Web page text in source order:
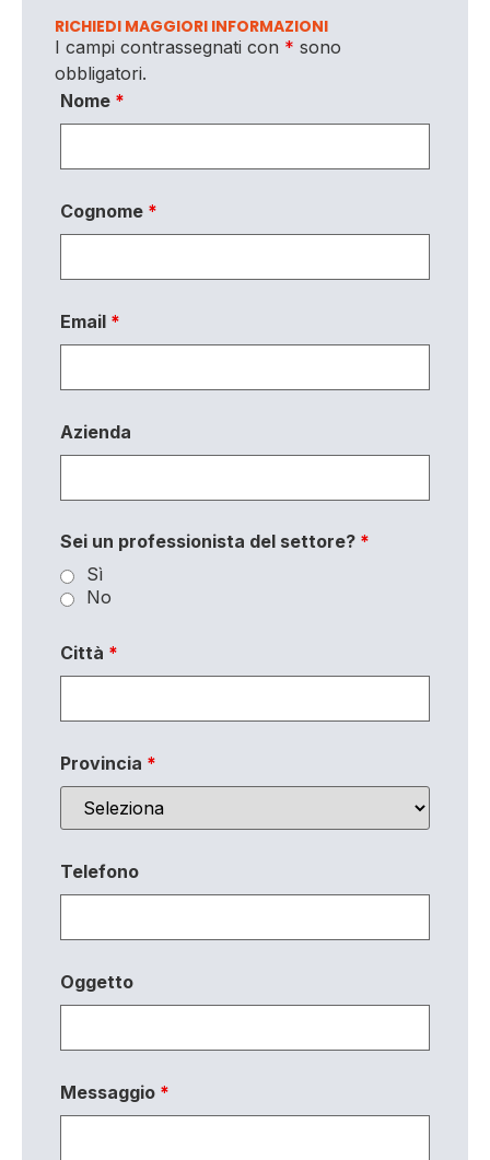
RICHIEDI MAGGIORI INFORMAZIONI
I campi contrassegnati con * sono
obbligatori.
Nome *
Cognome *
Email *
Azienda
Sei un professionista del settore? *
Sì
No
Città *
Provincia *
Telefono
Oggetto
Messaggio *